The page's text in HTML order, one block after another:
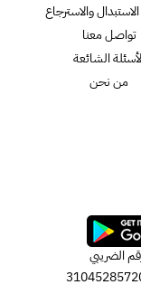
والاسترجاع
تواصل معنا
الشائعة
من نحن
الضريبي